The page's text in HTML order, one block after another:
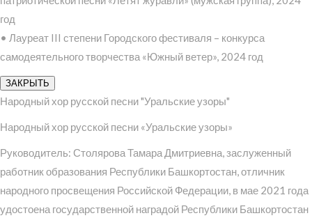
год
• Лауреат III степени Городского фестиваля – конкурса
самодеятельного творчества «Южный ветер», 2024 год
ЗАКРЫТЬ
Народный хор русской песни "Уральские узоры"
Народный хор русской песни «Уральские узоры»
Руководитель: Столярова Тамара Дмитриевна, заслуженный
работник образования Республики Башкортостан, отличник
народного просвещения Российской Федерации, в мае 2021 года
удостоена государственной наградой Республики Башкортостан